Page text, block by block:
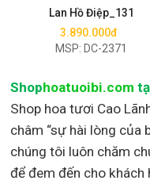
Lan Hồ Điệp_131
3.890.000đ
MSP: DC-2371
Shophoatuoibi.com
Shop hoa tươi Cao
châm “sự hài lòng của
chúng tôi luôn chăm
để đem đến cho khách